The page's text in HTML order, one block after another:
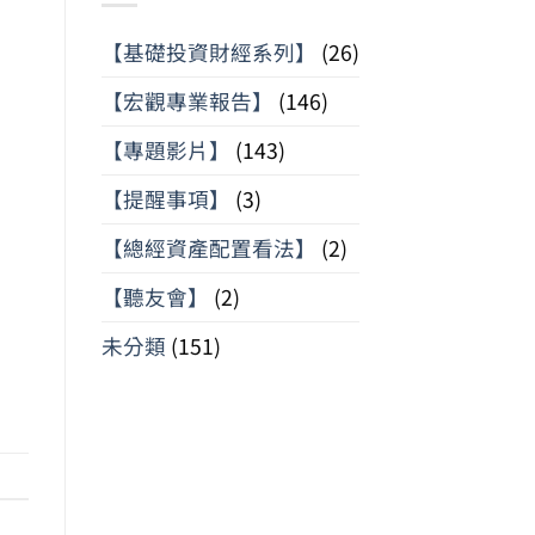
【基礎投資財經系列】
(26)
【宏觀專業報告】
(146)
【專題影片】
(143)
【提醒事項】
(3)
【總經資產配置看法】
(2)
【聽友會】
(2)
未分類 (151)